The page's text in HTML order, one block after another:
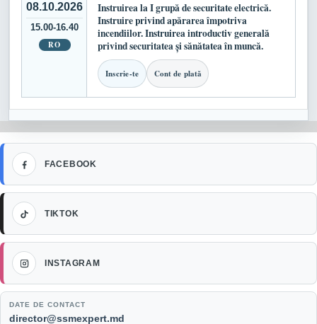
08.10.2026
15.00-16.40
RO
Instruirea la I grupă de securitate electrică.
Instruire privind apărarea împotriva
incendiilor. Instruirea introductiv generală
privind securitatea și sănătatea în muncă.
Inscrie-te Cont de plată
FACEBOOK
Facebook
DATE DE CONTACT
Email:
director@ssmexpert.md
TIKTOK
TikTok
INSTAGRAM
Instagram